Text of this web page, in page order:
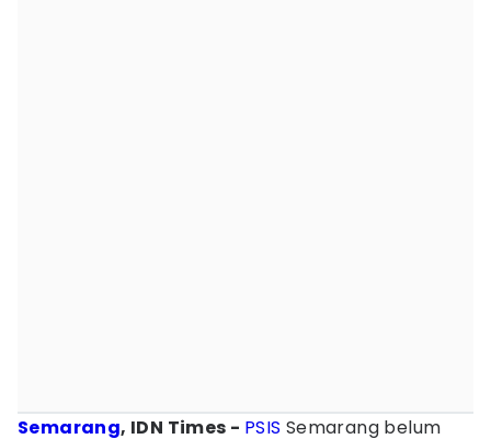
Semarang, IDN Times - PSIS Semarang belum